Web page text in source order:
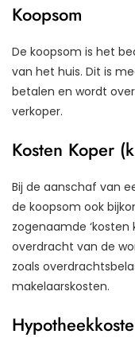
Koopsom
De koopsom is het
van het huis. Dit is
betalen en wordt
verkoper.
Kosten Koper
Bij de aanschaf van
de koopsom ook
zogenaamde ‘kosten
overdracht van de
zoals
makelaarskosten.